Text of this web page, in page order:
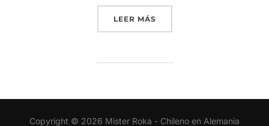
LEER MÁS“HACIENDO DÖNER
Copyright © 2026 Mister Roka - Chileno en Alemania